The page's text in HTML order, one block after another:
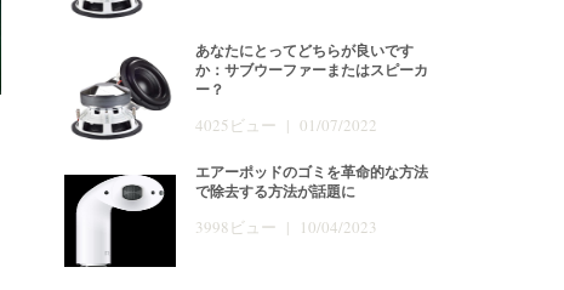
あなたにとってどちらが良いです
か：サブウーファーまたはスピーカ
ー？
4025ビュー | 01/07/2022
エアーポッドのゴミを革命的な方法
で除去する方法が話題に
3998ビュー | 10/04/2023